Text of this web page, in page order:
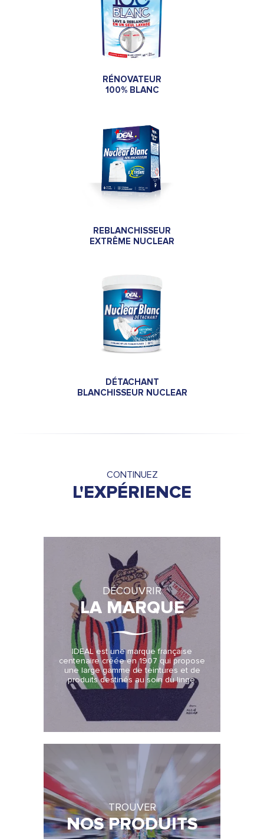
RÉNOVATEUR
100% BLANC
REBLANCHISSEUR
EXTRÊME NUCLEAR
DÉTACHANT
BLANCHISSEUR NUCLEAR
CONTINUEZ
L'EXPÉRIENCE
DÉCOUVRIR
LA MARQUE
IDEAL est une marque française
centenaire créée en 1907 qui propose
une large gamme de teintures et de
produits destinés au soin du linge.
TROUVER
NOS PRODUITS